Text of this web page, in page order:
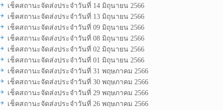
เช็คสถานะจัดส่งประจำวันที่ 14 มิถุนายน 2566
เช็คสถานะจัดส่งประจำวันที่ 13 มิถุนายน 2566
เช็คสถานะจัดส่งประจำวันที่ 09 มิถุนายน 2566
เช็คสถานะจัดส่งประจำวันที่ 08 มิถุนายน 2566
เช็คสถานะจัดส่งประจำวันที่ 02 มิถุนายน 2566
เช็คสถานะจัดส่งประจำวันที่ 01 มิถุนายน 2566
เช็คสถานะจัดส่งประจำวันที่ 31 พฤษภาคม 2566
เช็คสถานะจัดส่งประจำวันที่ 30 พฤษภาคม 2566
เช็คสถานะจัดส่งประจำวันที่ 29 พฤษภาคม 2566
เช็คสถานะจัดส่งประจำวันที่ 26 พฤษภาคม 2566